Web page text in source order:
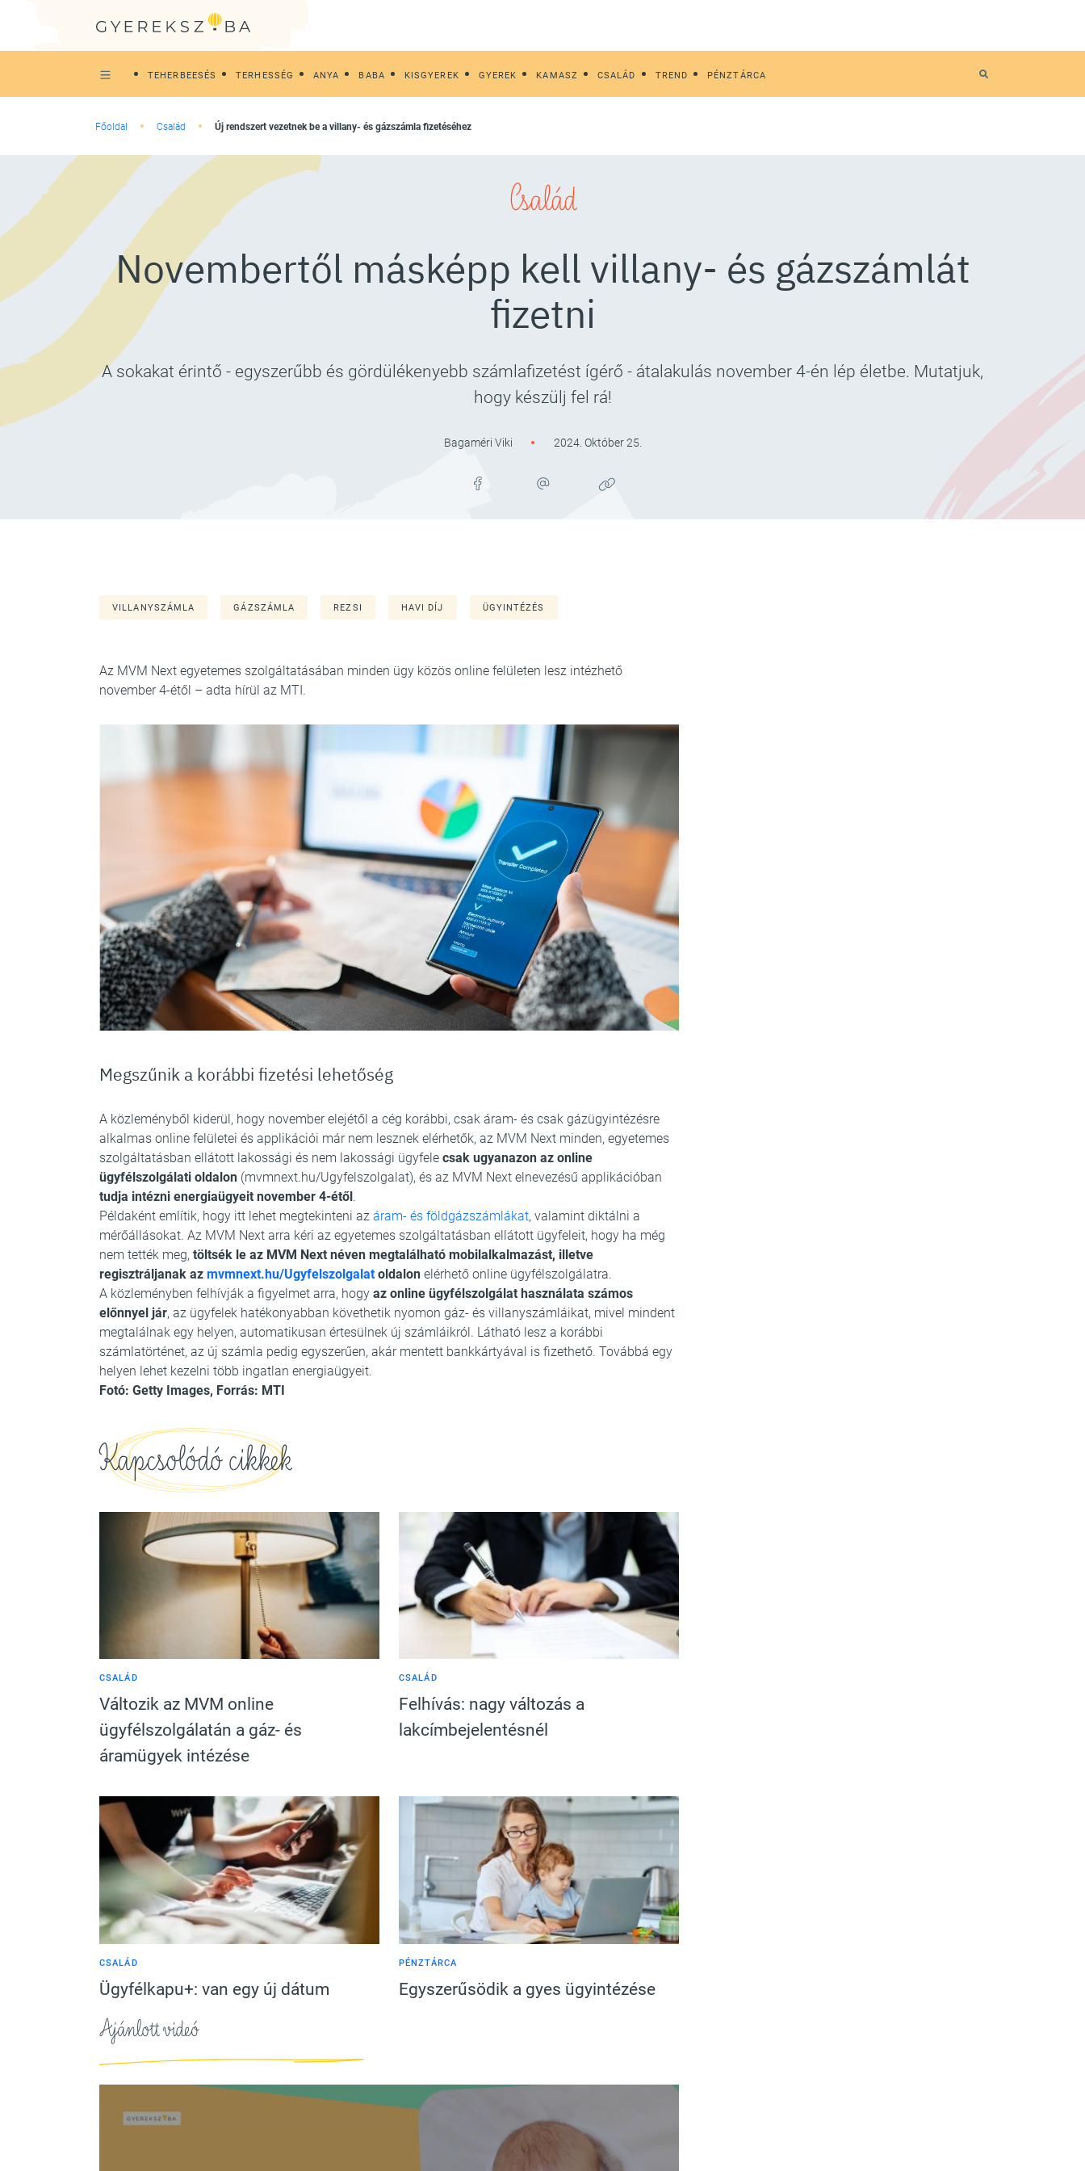
TEHERBEESÉS TERHESSÉG ANYA BABA KISGYEREK GYEREK KAMASZ CSALÁD TREND PÉNZTÁRCA
Főoldal Család Új rendszert vezetnek be a villany- és gázszámla fizetéséhez
Család
Novembertől másképp kell villany- és gázszámlát
fizetni
A sokakat érintő - egyszerűbb és gördülékenyebb számlafizetést ígérő - átalakulás november 4-én lép életbe. Mutatjuk,
hogy készülj fel rá!
Bagaméri Viki 2024. Október 25.
VILLANYSZÁMLA GÁZSZÁMLA REZSI HAVI DÍJ ÜGYINTÉZÉS
Az MVM Next egyetemes szolgáltatásában minden ügy közös online felületen lesz intézhető
november 4-étől – adta hírül az MTI.
Megszűnik a korábbi fizetési lehetőség
A közleményből kiderül, hogy november elejétől a cég korábbi, csak áram- és csak gázügyintézésre
alkalmas online felületei és applikációi már nem lesznek elérhetők, az MVM Next minden, egyetemes
szolgáltatásban ellátott lakossági és nem lakossági ügyfele csak ugyanazon az online
ügyfélszolgálati oldalon (mvmnext.hu/Ugyfelszolgalat), és az MVM Next elnevezésű applikációban
tudja intézni energiaügyeit november 4-étől.
Példaként említik, hogy itt lehet megtekinteni az áram- és földgázszámlákat, valamint diktálni a
mérőállásokat. Az MVM Next arra kéri az egyetemes szolgáltatásban ellátott ügyfeleit, hogy ha még
nem tették meg, töltsék le az MVM Next néven megtalálható mobilalkalmazást, illetve
regisztráljanak az mvmnext.hu/Ugyfelszolgalatoldalon elérhető online ügyfélszolgálatra.
A közleményben felhívják a figyelmet arra, hogy az online ügyfélszolgálat használata számos
előnnyel jár, az ügyfelek hatékonyabban követhetik nyomon gáz- és villanyszámláikat, mivel mindent
megtalálnak egy helyen, automatikusan értesülnek új számláikról. Látható lesz a korábbi
számlatörténet, az új számla pedig egyszerűen, akár mentett bankkártyával is fizethető. Továbbá egy
helyen lehet kezelni több ingatlan energiaügyeit.
Fotó: Getty Images, Forrás: MTI
Kapcsolódó cikkek
CSALÁD
Változik az MVM online
ügyfélszolgálatán a gáz- és
áramügyek intézése
CSALÁD
Felhívás: nagy változás a
lakcímbejelentésnél
CSALÁD
Ügyfélkapu+: van egy új dátum
PÉNZTÁRCA
Egyszerűsödik a gyes ügyintézése
Ajánlott videó